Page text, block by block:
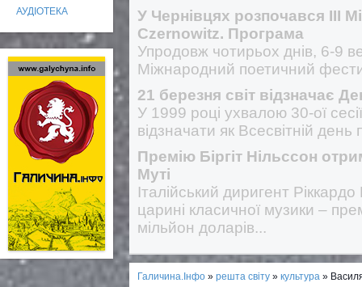
АУДІОТЕКА
У Чернівцях розпочався III
Czernowitz. Програма
Упродовж чотирьох днів, 6-9
Міжнародний поетичний
21 березня світ відзначає
У 1999 році ухвалою 30-ої
відзначати як Всесвітній день
Премію Біргіт Нільссон
Муті
Італійський диригент
царині класичної музики –
мільйон доларів...
Галичина.Інфо » решта світу » культура »